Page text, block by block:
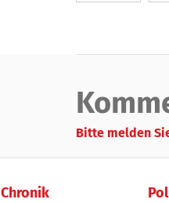
Bitte melden
Chronik